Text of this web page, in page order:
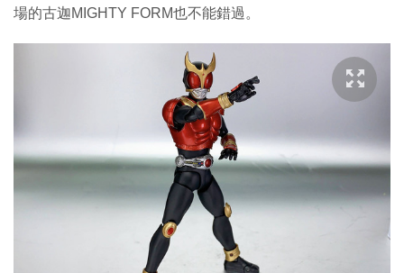
場的古迦MIGHTY FORM也不能錯過。